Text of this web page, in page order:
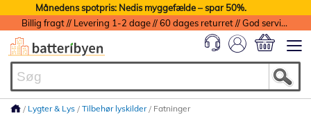
Månedens spotpris: Nedis myggefælde – spar 50%.
Billig fragt // Levering 1-2 dage // 60 dages returret // God service med garanti
Lygter & Lys Tilbehør lyskilder Fatninger